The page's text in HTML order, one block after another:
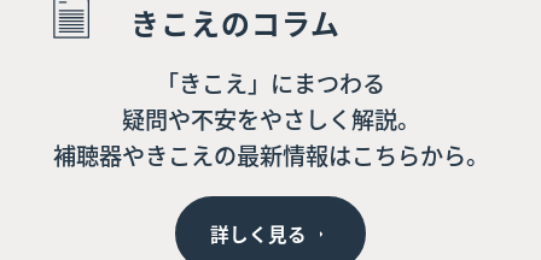
きこえのコラム
「きこえ」にまつわる
疑問や不安をやさしく解説。
補聴器やきこえの最新情報はこちらから。
詳しく見る